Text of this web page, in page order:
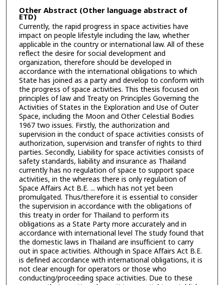
Other Abstract (Other language abstract of
ETD)
Currently, the rapid progress in space activities have
impact on people lifestyle including the law, whether
applicable in the country or international law. All of these
reflect the desire for social development and
organization, therefore should be developed in
accordance with the international obligations to which
State has joined as a party and develop to conform with
the progress of space activities. This thesis focused on
principles of law and Treaty on Principles Governing the
Activities of States in the Exploration and Use of Outer
Space, including the Moon and Other Celestial Bodies
1967 two issues. Firstly, the authorization and
supervision in the conduct of space activities consists of
authorization, supervision and transfer of rights to third
parties. Secondly, Liability for space activities consists of
safety standards, liability and insurance as Thailand
currently has no regulation of space to support space
activities, in the whereas there is only regulation of
Space Affairs Act B.E. ... which has not yet been
promulgated. Thus/therefore it is essential to consider
the supervision in accordance with the obligations of
this treaty in order for Thailand to perform its
obligations as a State Party more accurately and in
accordance with international level The study found that
the domestic laws in Thailand are insufficient to carry
out in space activities. Although in Space Affairs Act B.E.
is defined accordance with international obligations, it is
not clear enough for operators or those who
conducting/proceeding space activities. Due to these